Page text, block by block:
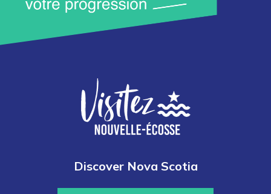
Discover Nova Scotia